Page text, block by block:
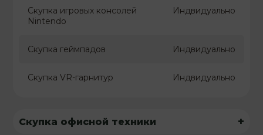
Скупка игровых консолей
Nintendo
Индвидуально
Скупка геймпадов Индвидуально
Скупка VR-гарнитур Индвидуально
Скупка офисной техники +